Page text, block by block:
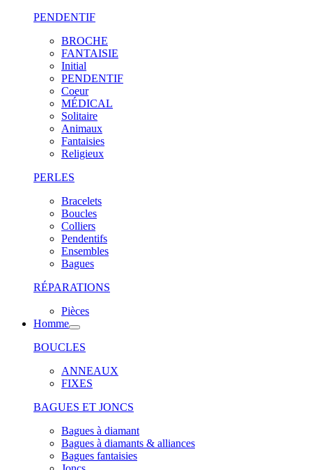
PENDENTIF
BROCHE
FANTAISIE
Initial
PENDENTIF
Coeur
MÉDICAL
Solitaire
Animaux
Fantaisies
Religieux
PERLES
Bracelets
Boucles
Colliers
Pendentifs
Ensembles
Bagues
RÉPARATIONS
Pièces
Homme
BOUCLES
ANNEAUX
FIXES
BAGUES ET JONCS
Bagues à diamant
Bagues à diamants & alliances
Bagues fantaisies